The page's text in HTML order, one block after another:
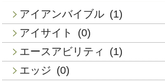
アイアンバイブル (1)
アイサイト
(0)
エースアビリティ
(1)
エッジ (0)